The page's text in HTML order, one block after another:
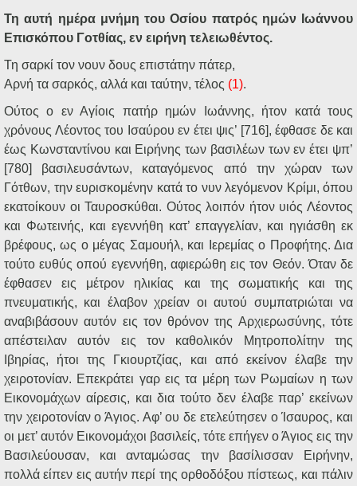
Τη αυτή ημέρα μνήμη του Οσίου πατρός ημών Ιωάννου
Επισκόπου Γοτθίας, εν ειρήνη τελειωθέντος.
Τη σαρκί τον νουν δους επιστάτην πάτερ,
Αρνή τα σαρκός, αλλά και ταύτην, τέλος (1).
Ούτος ο εν Αγίοις πατήρ ημών Ιωάννης, ήτον κατά τους
χρόνους Λέοντος του Ισαύρου εν έτει ψις’ [716], έφθασε δε και
έως Κωνσταντίνου και Ειρήνης των βασιλέων των εν έτει ψπ’
[780] βασιλευσάντων, καταγόμενος από την χώραν των
Γότθων, την ευρισκομένην κατά το νυν λεγόμενον Κρίμι, όπου
εκατοίκουν οι Ταυροσκύθαι. Ούτος λοιπόν ήτον υιός Λέοντος
και Φωτεινής, και εγεννήθη κατ’ επαγγελίαν, και ηγιάσθη εκ
βρέφους, ως ο μέγας Σαμουήλ, και Ιερεμίας ο Προφήτης. Δια
τούτο ευθύς οπού εγεννήθη, αφιερώθη εις τον Θεόν. Όταν δε
έφθασεν εις μέτρον ηλικίας και της σωματικής και της
πνευματικής, και έλαβον χρείαν οι αυτού συμπατριώται να
αναβιβάσουν αυτόν εις τον θρόνον της Αρχιερωσύνης, τότε
απέστειλαν αυτόν εις τον καθολικόν Μητροπολίτην της
Ιβηρίας, ήτοι της Γκιουρτζίας, και από εκείνον έλαβε την
χειροτονίαν. Επεκράτει γαρ εις τα μέρη των Ρωμαίων η των
Εικονομάχων αίρεσις, και δια τούτο δεν έλαβε παρ’ εκείνων
την χειροτονίαν ο Άγιος. Αφ’ ου δε ετελεύτησεν ο Ίσαυρος, και
οι μετ’ αυτόν Εικονομάχοι βασιλείς, τότε επήγεν ο Άγιος εις την
Βασιλεύουσαν, και ανταμώσας την βασίλισσαν Ειρήνην,
πολλά είπεν εις αυτήν περί της ορθοδόξου πίστεως, και πάλιν